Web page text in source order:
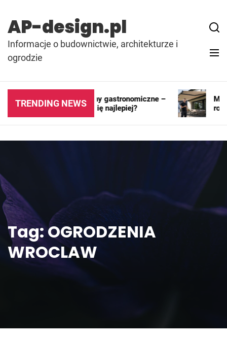
content
AP-design.pl
Informacje o budownictwie, architekturze i
ogrodzie
TRENDING NEWS
Kontenery i pawilony gastronomiczne –
gdzie sprawdzają się najlepiej?
Tag:OGRODZENIA
WROCLAW